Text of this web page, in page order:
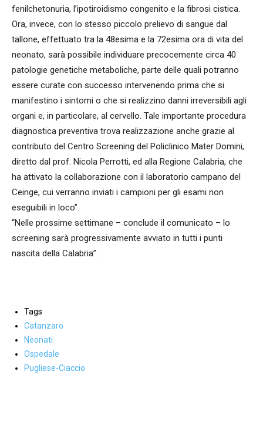
fenilchetonuria, l’ipotiroidismo congenito e la fibrosi cistica.
Ora, invece, con lo stesso piccolo prelievo di sangue dal
tallone, effettuato tra la 48esima e la 72esima ora di vita del
neonato, sarà possibile individuare precocemente circa 40
patologie genetiche metaboliche, parte delle quali potranno
essere curate con successo intervenendo prima che si
manifestino i sintomi o che si realizzino danni irreversibili agli
organi e, in particolare, al cervello. Tale importante procedura
diagnostica preventiva trova realizzazione anche grazie al
contributo del Centro Screening del Policlinico Mater Domini,
diretto dal prof. Nicola Perrotti, ed alla Regione Calabria, che
ha attivato la collaborazione con il laboratorio campano del
Ceinge, cui verranno inviati i campioni per gli esami non
eseguibili in loco”.
“Nelle prossime settimane – conclude il comunicato – lo
screening sarà progressivamente avviato in tutti i punti
nascita della Calabria”.
Tags
Catanzaro
Neonati
Ospedale
Pugliese-Ciaccio